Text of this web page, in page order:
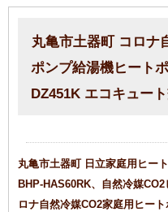
丸亀市土器町 コロナ
ポンプ給湯機ヒート
DZ451K エコキュー
丸亀市土器町 日立家庭用ヒー
BHP-HAS60RK、自然冷媒
ロナ自然冷媒CO2家庭用ヒー